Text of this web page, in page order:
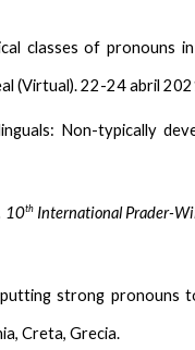
classes of pronouns in
(Virtual). 22-24 abril
Non-typically
10thInternational Prader-
strong pronouns
Creta, Grecia.